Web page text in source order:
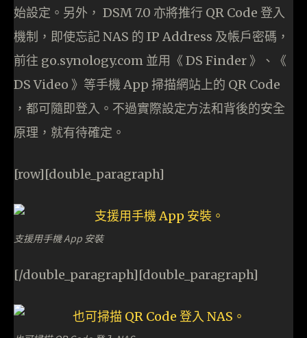
始設定。另外， DSM 7.0 亦將推行 QR Code 登入
機制，即使忘記 NAS 的 IP Address 及帳戶密碼，
前往 go.synology.com 並用《 DS Finder 》、《
DS Video 》等手機 App 掃描網站上的 QR Code
，都可隨即登入。不過實際設定方法和背後的安全
原理，就有待確定。
[row][double_paragraph]
支援用手機 App 安裝
[/double_paragraph][double_paragraph]